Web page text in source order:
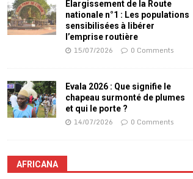
Elargissement de la Route
nationale n°1 : Les populations
sensibilisées à libérer
l’emprise routière
15/07/2026 0 Comments
Evala 2026 : Que signifie le
chapeau surmonté de plumes
et qui le porte ?
14/07/2026 0 Comments
AFRICANA